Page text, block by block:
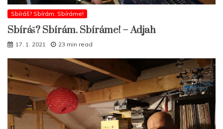
Sbíráš? Sbírám. Sbíráme!
Sbíráš? Sbírám. Sbíráme! – Adjah
17. 1. 2021 23 min read